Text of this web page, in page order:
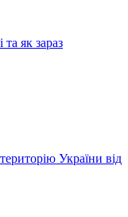
як зараз
України від